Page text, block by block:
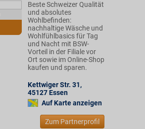
Beste Schweizer Qualität
und absolutes
Wohlbefinden:
nachhaltige Wäsche und
Wohlfühlbasics für Tag
und Nacht mit BSW-
Vorteil in der Filiale vor
Ort sowie im Online-Shop
kaufen und sparen.
Kettwiger Str. 31,
45127 Essen
Auf Karte anzeigen
Zum Partnerprofil